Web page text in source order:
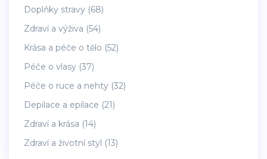
Doplňky stravy (68)
Zdraví a výživa (54)
Krása a péče o tělo (52)
Péče o vlasy (37)
Péče o ruce a nehty (32)
Depilace a epilace (21)
Zdraví a krása (14)
Zdraví a životní styl (13)